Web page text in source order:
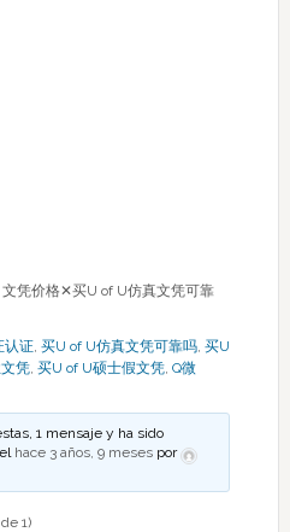
文凭价格✕买U of U仿真文凭可靠
认证, 买U of U仿真文凭可靠吗, 买U
凭, 买U of U硕士假文凭, Q微
1 mensaje y ha sido
hace 3 años, 9 meses por
1)